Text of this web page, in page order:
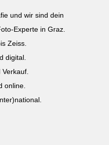
und wir sind dein
Experte in Graz.
Zeiss.
digital.
online.